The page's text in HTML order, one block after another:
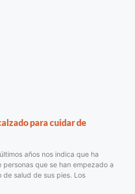
para cuidar de
años nos indica que ha
que se han empezado a
de salud de sus pies. Los